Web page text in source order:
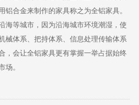
铝合金来制作的家具称之为全铝家具。
海等城市，因为沿海城市环境潮湿，使
械体系、把持体系、信息处理传输体系
，会让全铝家具更有掌握一举占据始终
场。